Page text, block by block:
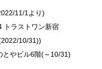
11/1より)
トラストワン新宿
10/31))
とやビル6階(～10/31)